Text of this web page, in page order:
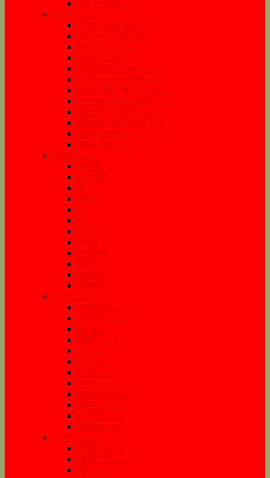
বড়দিন সংখ্যা ২০১৮
সংরক্ষণ ২০১৯
বইমেলা সংখ্যা ২০১৯
দোলযাত্রা সংখ্যা ২০১৯
নববর্ষ সংখ্যা ২০১৯
মে সংখ্যা ২০১৯
জুন জামাইষষ্ঠী সংখ্যা ২০১৯
জুলাই রথযাত্রা সংখ্যা ২০১৯
আগস্ট রাখীপূর্ণিমা সংখ্যা ২০১৯
সেপ্টেম্বর মহালয়া সংখ্যা ২০১৯
অক্টোবর শারদ সংখ্যা ২০১৯
ডিসেম্বর বড়দিন সংখ্যা ২০১৯
নভেম্বর সংখ্যা ২০১৯
বড়দিন সংখ্যা ২০১৯
সংরক্ষণ ২০২০
জানুয়ারী
ফেব্রুয়ারী
মার্চ
এপ্রিল
মে
জুন
জুলাই
অগাস্ট
সেপ্টেম্বর
অক্টোবর
নভেম্বর
ডিসেম্বর
সংরক্ষণ ২০২১
জানুয়ারি ২০২১
ফেব্রুয়ারি ২০২১
মার্চ ২০২১
এপ্রিল ২০২১
মে ২০২১
জুন ২০২১
জুলাই ২০২১
আগস্ট ২০২১
সেপ্টেম্বর ২০২১
অক্টোবর ২০২১
নভেম্বর ২০২১
ডিসেম্বর ২০২১
সংরক্ষণ ২০২২
জানুয়ারি ২০২২
ফেব্রুয়ারি ২০২২
মার্চ ২০২২